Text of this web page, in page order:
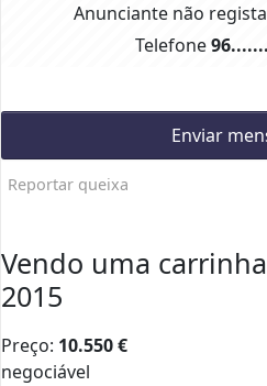
Telefone
Anunciante não
Enviar
Reportar queixa
Vendo uma
2015
Preço: 10.550€
negociável